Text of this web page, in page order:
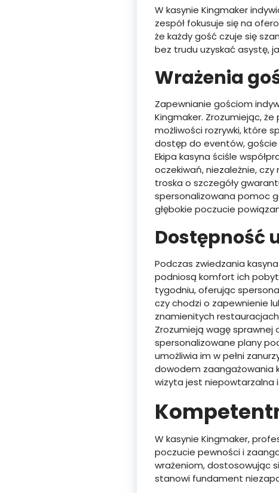
W kasynie Kingmaker
zespół fokusuje się na
że każdy gość czuje się
bez trudu uzyskać asystę,
Wrażenia
Zapewnianie gościom
Kingmaker. Zrozumiejąc,
możliwości rozrywki, które
dostęp do eventów,
Ekipa kasyna ściśle
oczekiwań, niezależnie,
troska o szczegóły
spersonalizowana pomoc
głębokie poczucie
Dostępność
Podczas zwiedzania
podniosą komfort ich
tygodniu, oferując
czy chodzi o zapewnienie
znamienitych
Zrozumieją wagę sprawnej
spersonalizowane plany
umożliwia im w pełni
dowodem zaangażowania
wizyta jest niepowtarzalna i
W kasynie Kingmaker,
poczucie pewności i
wrażeniom, dostosowując
stanowi fundament